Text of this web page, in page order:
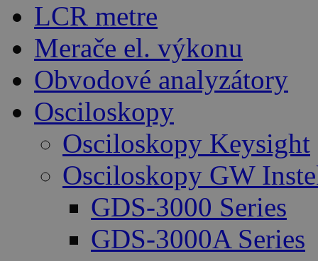
LCR metre
Merače el. výkonu
Obvodové analyzátory
Osciloskopy
Osciloskopy Keysight
Osciloskopy GW
GDS-3000 Series
GDS-3000A Series